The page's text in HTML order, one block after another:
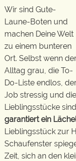
Wir sind Gute-
Laune-Boten und
machen Deine Welt
zu einem bunteren
Ort. Selbst wenn
Alltag grau, die To-
Do-Liste endlos,
Job stressig und
Lieblingsstücke sind
garantiert ein
Lieblingsstück zur
Schaufenster
Zeit, sich an den